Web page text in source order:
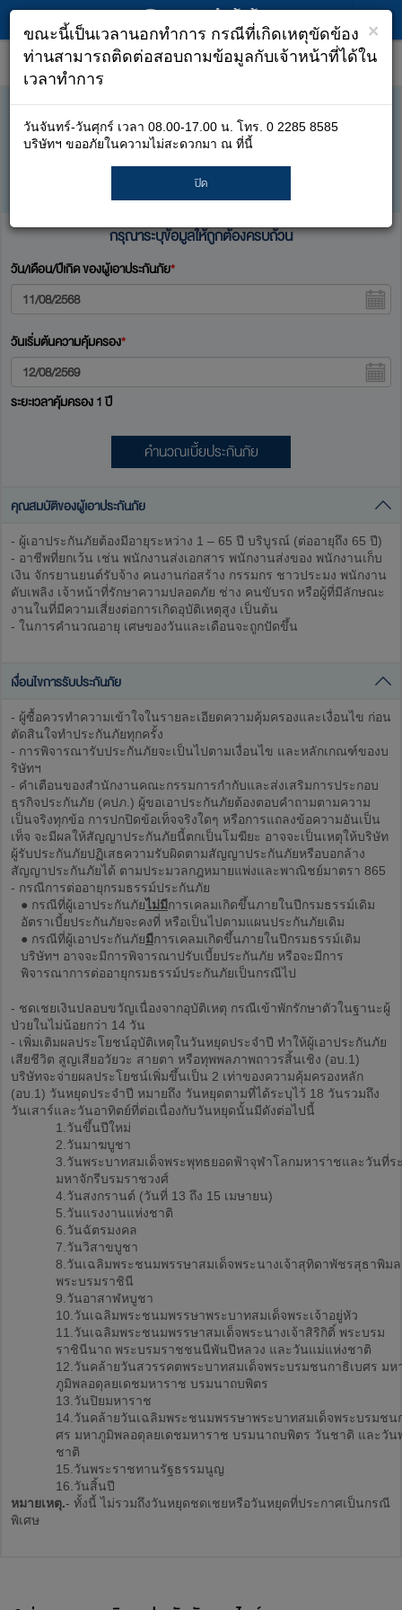
ประกันภัยอุบัติเหตุส่วนบุคคล PA Holiday
สินค้าประกันภัย
ประกันภัยอุบัติเหตุ
ประกันภัยอุบัติเหตุส่วนบุคคล PA Holiday
กรุณาระบุข้อมูลให้ถูกต้องครบถ้วน
วัน/เดือน/ปีเกิด ของผู้เอาประกันภัย*
วันเริ่มต้นความคุ้มครอง*
ระยะเวลาคุ้มครอง 1 ปี
คำนวณเบี้ยประกันภัย
คุณสมบัติของผู้เอาประกันภัย
- ผู้เอาประกันภัยต้องมีอายุระหว่าง 1 – 65 ปี บริบูรณ์ (ต่ออายุถึง 65 ปี)
- อาชีพที่ยกเว้น เช่น พนักงานส่งเอกสาร พนักงานส่งของ พนักงานเก็บ
เงิน จักรยานยนต์รับจ้าง คนงานก่อสร้าง กรรมกร ชาวประมง พนักงาน
ดับเพลิง เจ้าหน้าที่รักษาความปลอดภัย ช่าง คนขับรถ หรือผู้ที่มีลักษณะ
งานในที่มีความเสี่ยงต่อการเกิดอุบัติเหตุสูง เป็นต้น
- ในการคำนวณอายุ เศษของวันและเดือนจะถูกปัดขึ้น
เงื่อนไขการรับประกันภัย
- ผู้ซื้อควรทำความเข้าใจในรายละเอียดความคุ้มครองและเงื่อนไข ก่อน
ตัดสินใจทำประกันภัยทุกครั้ง
- การพิจารณารับประกันภัยจะเป็นไปตามเงื่อนไข และหลักเกณฑ์ของบ
ริษัทฯ
- คำเตือนของสำนักงานคณะกรรมการกำกับและส่งเสริมการประกอบ
ธุรกิจประกันภัย (คปภ.) ผู้ขอเอาประกันภัยต้องตอบคำถามตามความ
เป็นจริงทุกข้อ การปกปิดข้อเท็จจริงใดๆ หรือการแถลงข้อความอันเป็น
เท็จ จะมีผลให้สัญญาประกันภัยนี้ตกเป็นโมฆียะ อาจจะเป็นเหตุให้บริษัท
ผู้รับประกันภัยปฏิเสธความรับผิดตามสัญญาประกันภัยหรือบอกล้าง
สัญญาประกันภัยได้ ตามประมวลกฎหมายแพ่งและพาณิชย์มาตรา 865
- กรณีการต่ออายุกรมธรรม์ประกันภัย
● กรณีที่ผู้เอาประกันภัยไม่มีการเคลมเกิดขึ้นภายในปีกรมธรรม์เดิม
อัตราเบี้ยประกันภัยจะคงที่ หรือเป็นไปตามแผนประกันภัยเดิม
● กรณีที่ผู้เอาประกันภัยมีการเคลมเกิดขึ้นภายในปีกรมธรรม์เดิม
บริษัทฯ อาจจะมีการพิจารณาปรับเบี้ยประกันภัย หรือจะมีการ
พิจารณาการต่ออายุกรมธรรม์ประกันภัยเป็นกรณีไป
- ชดเชยเงินปลอบขวัญเนื่องจากอุบัติเหตุ กรณีเข้าพักรักษาตัวในฐานะผู้
ป่วยในไม่น้อยกว่า 14 วัน
- เพิ่มเติมผลประโยชน์อุบัติเหตุในวันหยุดประจำปี ทำให้ผู้เอาประกันภัย
เสียชีวิต สูญเสียอวัยวะ สายตา หรือทุพพลภาพถาวรสิ้นเชิง (อบ.1)
บริษัทจะจ่ายผลประโยชน์เพิ่มขึ้นเป็น 2 เท่าของความคุ้มครองหลัก
(อบ.1) วันหยุดประจำปี หมายถึง วันหยุดตามที่ได้ระบุไว้ 18 วันรวมถึง
วันเสาร์และวันอาทิตย์ที่ต่อเนื่องกับวันหยุดนั้นมีดังต่อไปนี้
1.วันขึ้นปีใหม่
2.วันมาฆบูชา
3.วันพระบาทสมเด็จพระพุทธยอดฟ้าจุฬาโลกมหาราชและวันที่ร
มหาจักรีบรมราชวงศ์
4.วันสงกรานต์ (วันที่ 13 ถึง 15 เมษายน)
5.วันแรงงานแห่งชาติ
6.วันฉัตรมงคล
7.วันวิสาขบูชา
8.วันเฉลิมพระชนมพรรษาสมเด็จพระนางเจ้าสุทิดาพัชรสุธาพิม
พระบรมราชินี
9.วันอาสาฬหบูชา
10.วันเฉลิมพระชนมพรรษาพระบาทสมเด็จพระเจ้าอยู่หัว
11.วันเฉลิมพระชนมพรรษาสมเด็จพระนางเจ้าสิริกิติ์ พระบรม
ราชินีนาถ พระบรมราชชนนีพันปีหลวง และวันแม่แห่งชาติ
12.วันคล้ายวันสวรรคตพระบาทสมเด็จพระบรมชนกาธิเบศร มห
ภูมิพลอดุลยเดชมหาราช บรมนาถบพิตร
13.วันปิยมหาราช
14.วันคล้ายวันเฉลิมพระชนมพรรษาพระบาทสมเด็จพระบรมชน
ศร มหาภูมิพลอดุลยเดชมหาราช บรมนาถบพิตร วันชาติ และวัน
ชาติ
15.วันพระราชทานรัฐธรรมนูญ
16.วันสิ้นปี
หมายเหตุ.- ทั้งนี้ ไม่รวมถึงวันหยุดชดเชยหรือวันหยุดที่ประกาศเป็นกรณี
พิเศษ
×
ขณะนี้เป็นเวลานอกทำการ กรณีที่เกิดเหตุขัดข้อง
ท่านสามารถติดต่อสอบถามข้อมูลกับเจ้าหน้าที่ได้ใน
เวลาทำการ
วันจันทร์-วันศุกร์ เวลา 08.00-17.00 น. โทร. 0 2285 8585
บริษัทฯ ขออภัยในความไม่สะดวกมา ณ ที่นี้
ปิด